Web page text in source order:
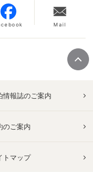
Mail
情報誌のご案内
のご案内
トマップ